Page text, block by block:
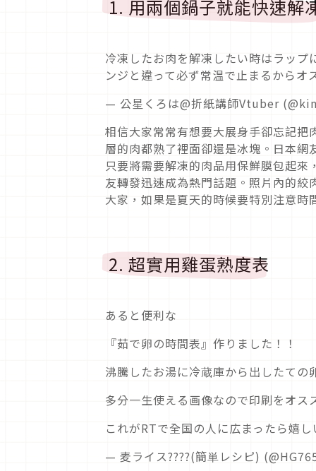
1. 用兩個鍋子就能快速解
冷凍したお肉を解凍したい時はラッ
ンジと違って必ず常温で止まるからオ
— 公星くろは@折紙講師Vtuber
相信大家常常有想要大展身手卻忘記
層的肉都熟了裡面卻還是冰塊。日本
只要將需要解凍的肉品用保鮮膜包起
友轉發迅速成為熱門話題。照片內的
大家，如果是夏天的時候要特別注意
2. 超實用雞蛋熟度表
あると便利な
『茹で卵の時間表』作りました！！
沸騰したお湯に冷蔵庫から出したての
多分一生使える画像なので印刷をオス
これがRTで全国の人に広まったら嬉
— 麦ライス????(簡単レシピ)